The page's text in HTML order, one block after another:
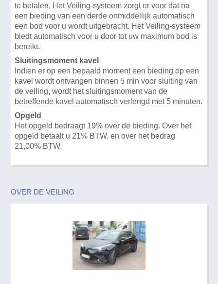
te betalen. Het Veiling-systeem zorgt er voor dat na
een bieding van een derde onmiddellijk automatisch
een bod voor u wordt uitgebracht. Het Veiling-systeem
biedt automatisch voor u door tot uw maximum bod is
bereikt.
Sluitingsmoment kavel
Indien er op een bepaald moment een bieding op een
kavel wordt ontvangen binnen 5 min voor sluiting van
de veiling, wordt het sluitingsmoment van de
betreffende kavel automatisch verlengd met 5 minuten.
Opgeld
Het opgeld bedraagt 19% over de bieding. Over het
opgeld betaalt u 21% BTW, en over het bedrag
21,00% BTW.
OVER DE VEILING